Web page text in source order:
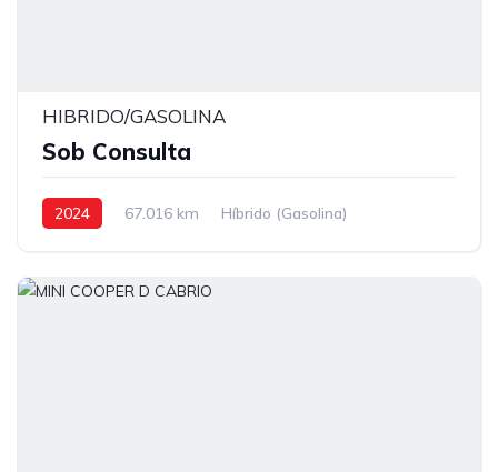
HIBRIDO/GASOLINA
Sob Consulta
2024 67.016 km
Híbrido (Gasolina)